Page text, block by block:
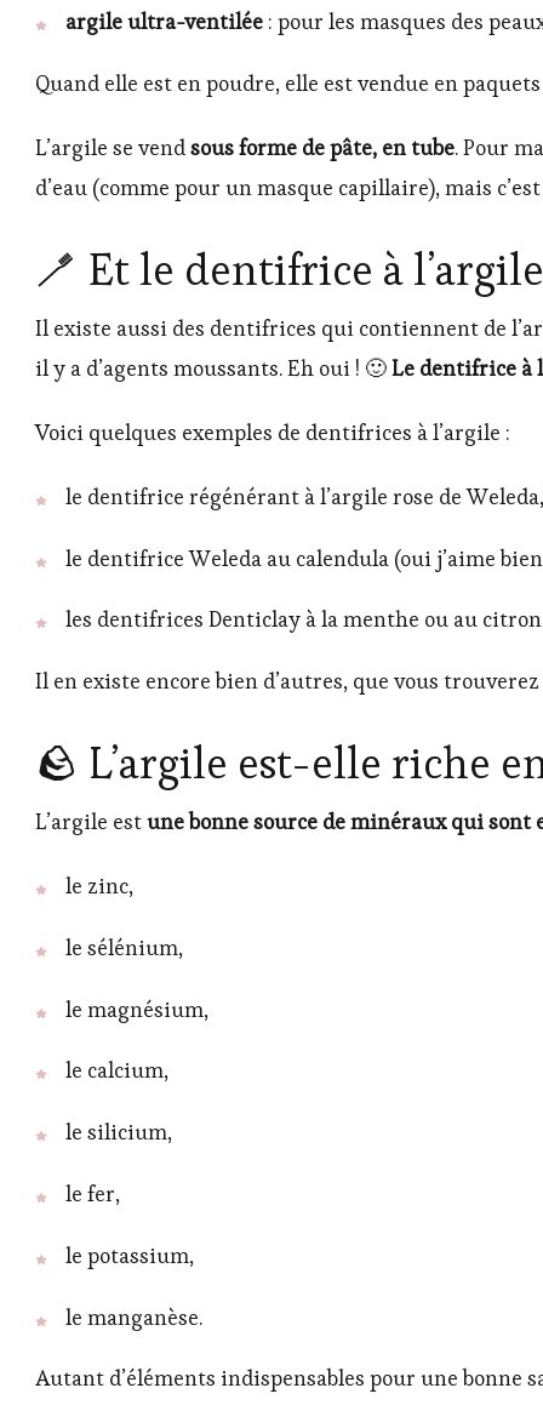
argile ultra-ventilée : pour les masques des
Quand elle est en poudre, elle est vendue en
L’argile se vendsous forme de pâte, en tube. Pour
d’eau (comme pour un masque capillaire), mais
🪥 Et le dentifrice à
Il existe aussi des dentifrices qui contiennent de
il y a d’agents moussants. Eh oui ! 🙂Le dentifrice à
Voici quelques exemples de dentifrices à l’argile :
le dentifrice régénérant à l’argile rose de Weleda,
le dentifrice Weleda au calendula (oui j’aime
les dentifrices Denticlay à la menthe ou au
Il en existe encore bien d’autres, que vous
🪨 L’argile est-elle riche
L’argile estune bonne source de minéraux qui sont
le zinc,
le sélénium,
le magnésium,
le calcium,
le silicium,
le fer,
le potassium,
le manganèse.
Autant d’éléments indispensables pour une bonne